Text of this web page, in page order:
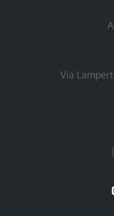
Via